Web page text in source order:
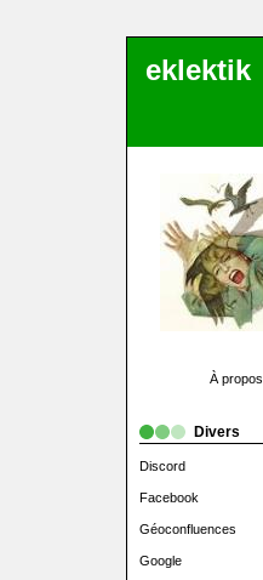
eklektik
À propos
Divers
Discord
Facebook
Géoconfluences
Google